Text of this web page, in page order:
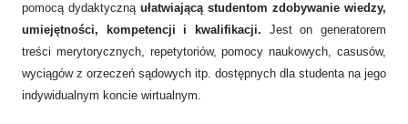
pomocą dydaktyczną ułatwiającą studentom zdobywanie wiedzy,
umiejętności, kompetencji i kwalifikacji. Jest on generatorem
treści merytorycznych, repetytoriów, pomocy naukowych, casusów,
wyciągów z orzeczeń sądowych itp. dostępnych dla studenta na jego
indywidualnym koncie wirtualnym.